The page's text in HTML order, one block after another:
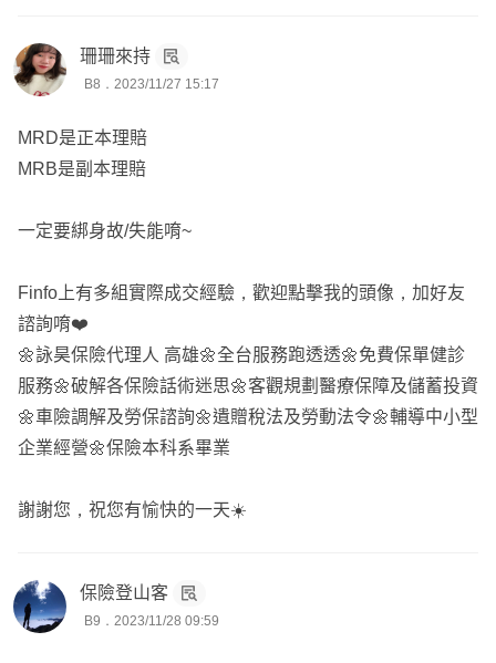
珊珊來持
B8．2023/11/27 15:17
MRD是正本理賠
MRB是副本理賠
一定要綁身故/失能唷~
Finfo上有多組實際成交經驗，歡迎點擊我的頭像，加好友
諮詢唷❤️
🌼詠昊保險代理人 高雄🌼全台服務跑透透🌼免費保單健診
服務🌼破解各保險話術迷思🌼客觀規劃醫療保障及儲蓄投資
🌼車險調解及勞保諮詢🌼遺贈稅法及勞動法令🌼輔導中小型
企業經營🌼保險本科系畢業
謝謝您，祝您有愉快的一天☀️
保險登山客
B9．2023/11/28 09:59